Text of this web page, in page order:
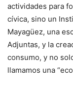
actividades para
cívica, sino un
Mayagüez, una
Adjuntas, y la
consumo, y no
llamamos una